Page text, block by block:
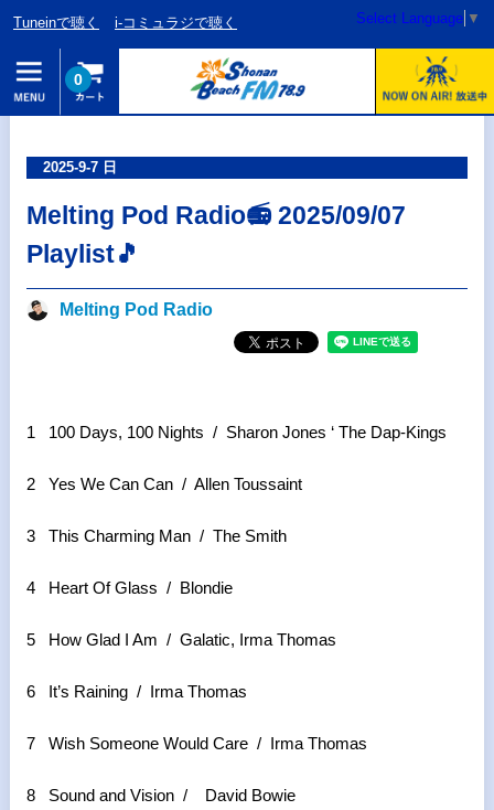
Tuneinで聴く i-コミュラジで聴く Select Language ▼
0
2025-9-7 日
Melting Pod Radio📻 2025/09/07
Playlist🎵
Melting Pod Radio
1 100 Days, 100 Nights / Sharon Jones ‘ The Dap-Kings
2 Yes We Can Can / Allen Toussaint
3 This Charming Man / The Smith
4 Heart Of Glass / Blondie
5 How Glad I Am / Galatic, Irma Thomas
6 It’s Raining / Irma Thomas
7 Wish Someone Would Care / Irma Thomas
8 Sound and Vision / David Bowie